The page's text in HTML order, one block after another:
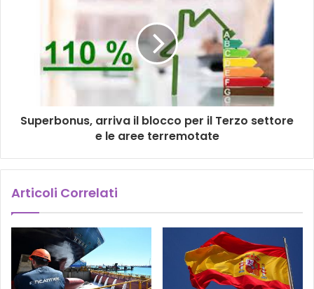
Superbonus, arriva il blocco per il Terzo settore
e le aree terremotate
Articoli Correlati